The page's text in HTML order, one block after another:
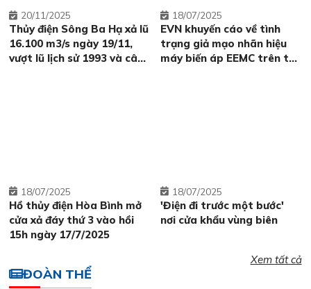
Thủy điện Sông Ba Hạ xả lũ
16.100 m3/s ngày 19/11,
vượt lũ lịch sử 1993 và câu
20 11/2025
EVN khuyến cáo về tình
trạng giả mạo nhãn hiệu
máy biến áp EEMC trên thị
18 07/2025
Hồ thủy điện Hòa Bình mở
cửa xả đáy thứ 3 vào hồi
15h ngày 17/7/2025
18 07/2025
'Điện đi trước một bước'
nơi cửa khẩu vùng biên
18 07/2025
Xem tất cả
ĐOÀN THỂ